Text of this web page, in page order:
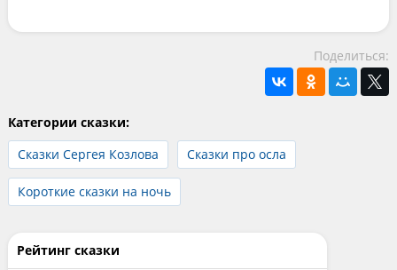
Поделиться:
Категории сказки:
Сказки Сергея Козлова
Сказки про осла
Короткие сказки на ночь
Рейтинг сказки